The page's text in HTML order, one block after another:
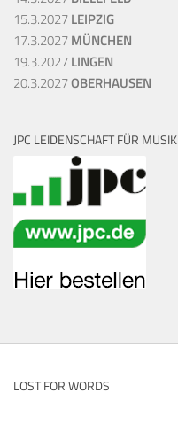
15.3.2027LEIPZIG
17.3.2027MÜNCHEN
19.3.2027LINGEN
20.3.2027OBERHAUSEN
JPC LEIDENSCHAFT FÜR MUSIK
LOST FOR WORDS